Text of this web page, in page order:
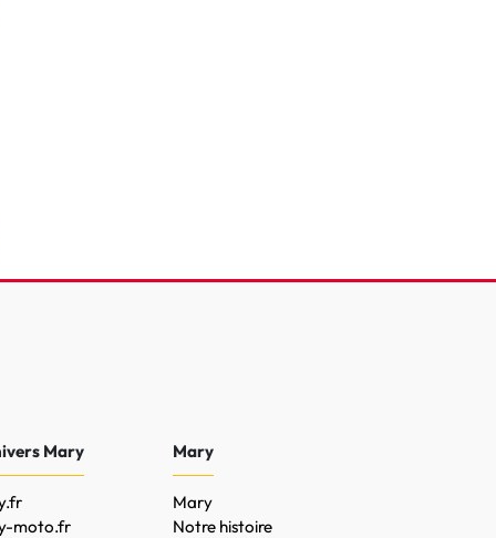
136 e-DCS6
Mary
moto.fr
Mary
Mary
Notre histoire